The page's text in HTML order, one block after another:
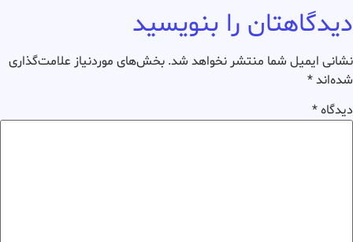
دیدگاهتان را بنویسید
نشانی ایمیل شما منتشر نخواهد شد. بخش‌های موردنیاز علامت‌گذاری
شده‌اند*
دیدگاه*